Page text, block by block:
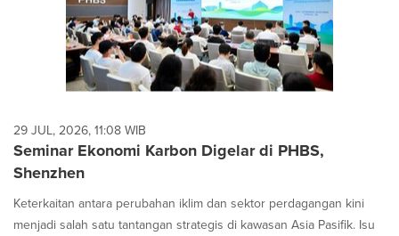
29 JUL, 2026, 11:08 WIB
Seminar Ekonomi Karbon Digelar di PHBS,
Shenzhen
Keterkaitan antara perubahan iklim dan sektor perdagangan kini
menjadi salah satu tantangan strategis di kawasan Asia Pasifik. Isu